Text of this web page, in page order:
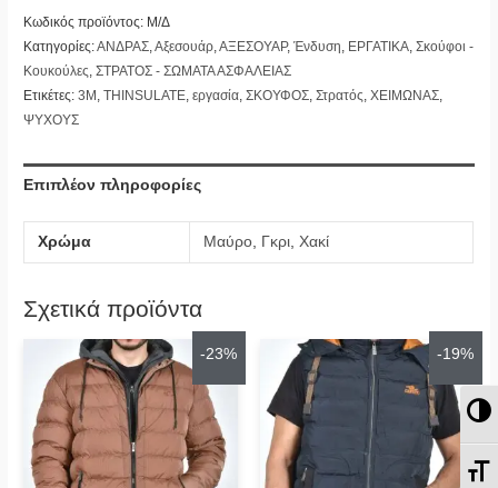
Επένδυση
Thinsulate
ποσότητα
Κωδικός προϊόντος: Μ/Δ
Κατηγορίες:ΑΝΔΡΑΣ ,Αξεσουάρ ,ΑΞΕΣΟΥΑΡ,Ένδυση ΕΡΓΑΤΙΚΑ ,Σκούφοι -
Κουκούλες ,ΣΤΡΑΤΟΣ - ΣΩΜΑΤΑ ΑΣΦΑΛΕΙΑΣ
Ετικέτες:3M ,THINSULATE ,εργασία ,ΣΚΟΥΦΟΣ ,Στρατός ,ΧΕΙΜΩΝΑΣ
ΨΥΧΟΥΣ
Επιπλέον πληροφορίες
Χρώμα Mαύρο, Γκρι,Χακί
Σχετικά προϊόντα
-23% -19%